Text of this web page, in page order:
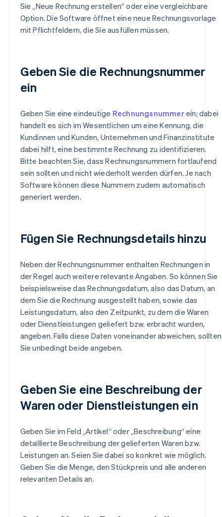
Sie „Neue Rechnung erstellen“ oder eine vergleichbare
Option. Die Software öffnet eine neue Rechnungsvorlage
mit Pflichtfeldern, die Sie ausfüllen müssen.
Geben Sie die Rechnungsnummer
ein
Geben Sie eine eindeutige Rechnungsnummerein; dabei
handelt es sich im Wesentlichen um eine Kennung, die
Kundinnen und Kunden, Unternehmen und Finanzinstitute
dabei hilft, eine bestimmte Rechnung zu identifizieren.
Bitte beachten Sie, dass Rechnungsnummern fortlaufend
sein sollten und nicht wiederholt werden dürfen. Je nach
Software können diese Nummern zudem automatisch
generiert werden.
Fügen Sie Rechnungsdetails hinzu
Neben der Rechnungsnummer enthalten Rechnungen in
der Regel auch weitere relevante Angaben. So können Sie
beispielsweise das Rechnungsdatum, also das Datum, an
dem Sie die Rechnung ausgestellt haben, sowie das
Leistungsdatum, also den Zeitpunkt, zu dem die Waren
oder Dienstleistungen geliefert bzw. erbracht wurden,
angeben. Falls diese Daten voneinander abweichen, sollten
Sie unbedingt beide angeben.
Geben Sie eine Beschreibung der
Waren oder Dienstleistungen ein
Geben Sie im Feld „Artikel“ oder „Beschreibung“ eine
detaillierte Beschreibung der gelieferten Waren bzw.
Leistungen an. Seien Sie dabei so konkret wie möglich.
Geben Sie die Menge, den Stückpreis und alle anderen
relevanten Details an.